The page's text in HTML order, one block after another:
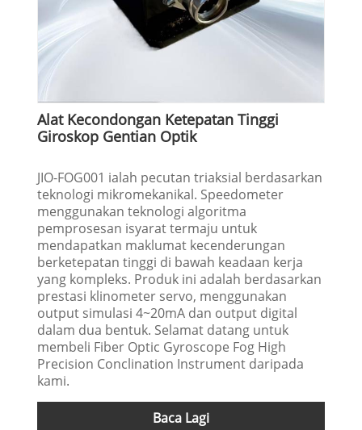
Alat Kecondongan Ketepatan Tinggi
Giroskop Gentian Optik
JIO-FOG001 ialah pecutan triaksial berdasarkan
teknologi mikromekanikal. Speedometer
menggunakan teknologi algoritma
pemprosesan isyarat termaju untuk
mendapatkan maklumat kecenderungan
berketepatan tinggi di bawah keadaan kerja
yang kompleks. Produk ini adalah berdasarkan
prestasi klinometer servo, menggunakan
output simulasi 4~20mA dan output digital
dalam dua bentuk. Selamat datang untuk
membeli Fiber Optic Gyroscope Fog High
Precision Conclination Instrument daripada
kami.
Baca Lagi